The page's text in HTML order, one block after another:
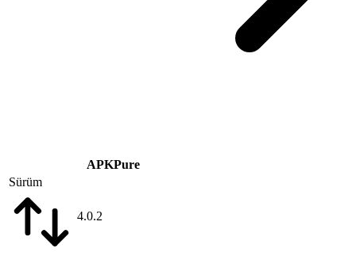
APKPure
Sürüm
4.0.2